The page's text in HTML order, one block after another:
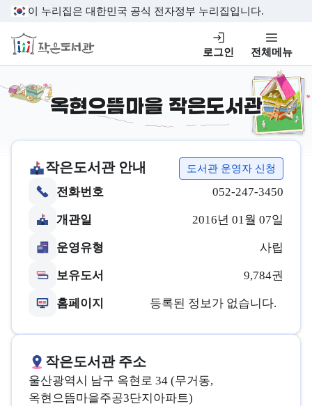
본문 바로가기
이 누리집은 대한민국 공식 전자정부 누리집입니다.
작은도서관
로그인 전체메뉴
옥현으뜸마을 작은도서관
작은도서관 안내 도서관 운영자 신청
전화번호 052-247-3450
개관일 2016년 01월 07일
운영유형 사립
보유도서 9,784권
홈페이지 등록된 정보가 없습니다.
작은도서관 주소
울산광역시 남구 옥현로 34 (무거동,
옥현으뜸마을주공3단지아파트)